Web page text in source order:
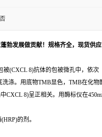
否
勃发展做贡献！规格齐全，现货供
(CXCL 8)抗体的包被微孔中，依次
涤。用底物TMB显色，TMB在化物
CXCL 8)呈正相关。用酶标仪在
的剂。